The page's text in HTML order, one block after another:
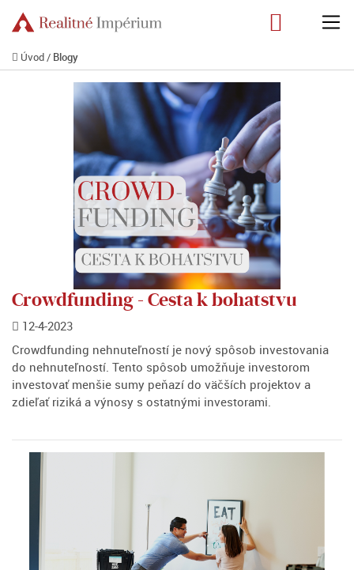
Úvod/ Blogy
Crowdfunding - Cesta k bohatstvu
12-4-2023
Crowdfunding nehnuteľností je nový spôsob investovania
do nehnuteľností. Tento spôsob umožňuje investorom
investovať menšie sumy peňazí do väčších projektov a
zdieľať riziká a výnosy s ostatnými investorami.⁠